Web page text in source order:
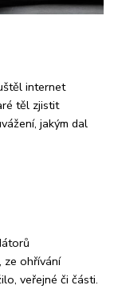
internet
těl zjistit
jakým dal
ze ohřívání
veřejné či části.